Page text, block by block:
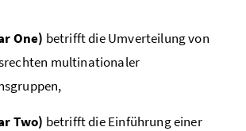
One) betrifft die Umverteilung von
multinationaler
Two) betrifft die Einführung einer